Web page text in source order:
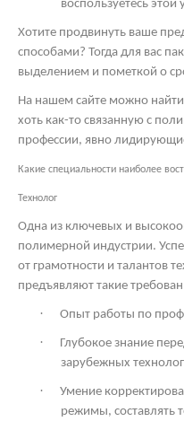
воспользуетесь этой
Хотите продвинуть ваше
способами? Тогда для вас
выделением и пометкой о
На нашем сайте можно
хоть как-то связанную с
профессии, явно
Какие специальности наиболее
Технолог
Одна из ключевых и
полимерной индустрии.
от грамотности и талантов
предъявляют такие
· Опыт работы по
·
Глубокое знание
зарубежных
·
Умение
режимы, составлять